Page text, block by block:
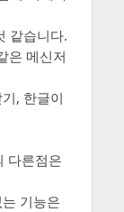
같습니다.
은 메신저
, 한글이
다른점은
기능은